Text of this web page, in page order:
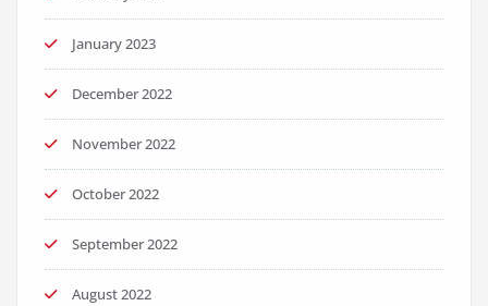
January 2023
December 2022
November 2022
October 2022
September 2022
August 2022